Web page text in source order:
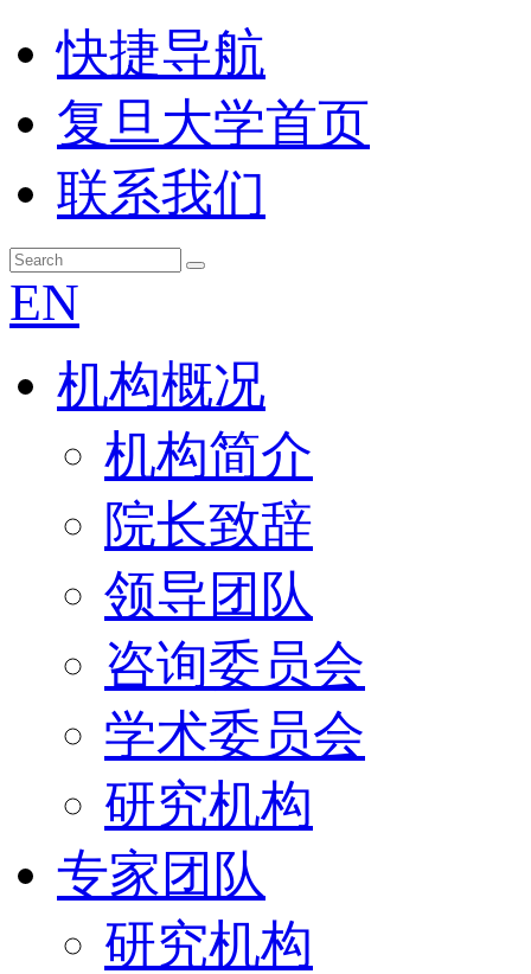
快捷导航
复旦大学首页
联系我们
EN
机构概况
机构简介
院长致辞
领导团队
咨询委员会
学术委员会
研究机构
专家团队
研究机构